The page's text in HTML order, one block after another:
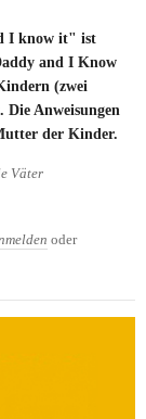
I know it" ist
and I Know
(zwei
Anweisungen
der Kinder.
Väter
witzige Parodie auf
oder